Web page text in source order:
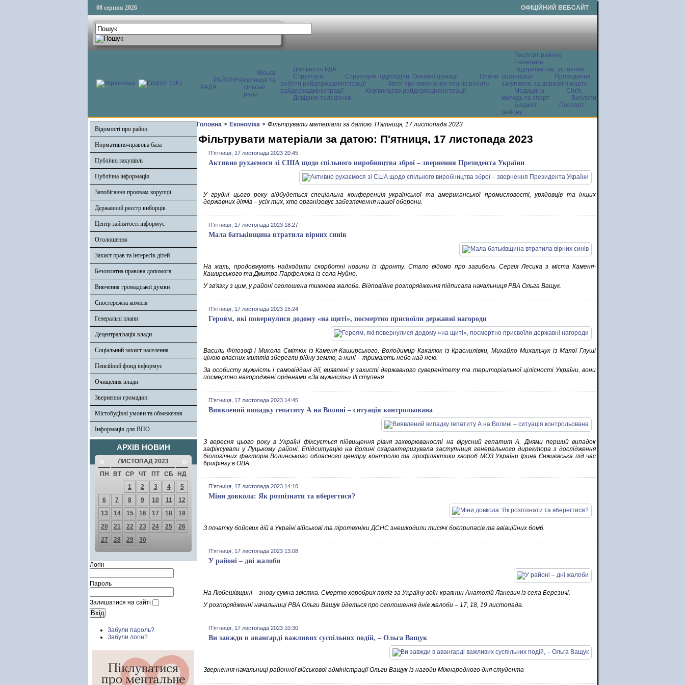
08 серпня 2026 ОФІЦІЙНИЙ ВЕБСАЙТ
РАЙОННА
РАДА
Міська,
селищні та
сільські
ради
Діяльність РДА
Структура
Структурні підрозділи. Основні функції
Плани
роботи райдержадміністрації
Звіти про виконання планів роботи
райдержадміністрації
Керівництво райдержадміністрації
Довідник телефонів
Паспорт району
Економіка
Підприємства, установи,
організації
Проведення
закупівель за державні кошти
Медицина
Сім'я,
молодь та спорт
Виплати
Бюджет
Паспорт
району
Відомості про район
Нормативно-правова база
Публічні закупівлі
Публічна інформація
Запобігання проявам корупції
Державний реєстр виборців
Центр зайнятості інформує
Оголошення
Захист прав та інтересів дітей
Безоплатна правова допомога
Вивчення громадської думки
Спостережна комісія
Генеральні плани
Децентралізація влади
Соціальний захист населення
Пенсійний фонд інформує
Очищення влади
Звернення громадян
Містобудівні умови та обмеження
Інформація для ВПО
АРХІВ НОВИН
« ЛИСТОПАД 2023 »
ПН ВТ СР ЧТ ПТ СБ
НД
1
2 3 4
5
6
7 8 9 10 11
12
13
14 15 16 17 18
19
20
21 22 23 24 25
26
27
28 29 30
Логін
Пароль
Залишатися на сайті
Забули пароль?
Забули логін?
Головна > Економіка > Фільтрувати матеріали за датою: П'ятниця, 17 листопада 2023
Фільтрувати матеріали за датою: П'ятниця, 17 листопада 2023
П'ятниця, 17 листопада 2023 20:45
Активно рухаємося зі США щодо спільного виробництва зброї – звернення Президента України
У грудні цього року відбудеться спеціальна конференція української та американської промисловості, урядовців та інших
державних діячів – усіх тих, хто організовує забезпечення нашої оборони.
П'ятниця, 17 листопада 2023 18:27
Мала батьківщина втратила вірних синів
На жаль, продовжують надходити скорботні новини із фронту. Стало відомо про загибель Сергія Лесика з міста Каменя-
Каширського та Дмитра Парфелюка із села Нуйно.
У зв'язку з цим, у районі оголошена тижнева жалоба. Відповідне розпорядження підписала начальниця РВА Ольга Ващук.
П'ятниця, 17 листопада 2023 15:24
Героям, які повернулися додому «на щиті», посмертно присвоїли державні нагороди
Василь Філозоф і Микола Смітюх із Каменя-Каширського, Володимир Какалюк із Краснилівки, Михайло Михальчук із Малої Глуші
ціною власних життів зберегли рідну землю, а нині – тримають небо над нею.
За особисту мужність і самовіддані дії, виявлені у захисті державного суверенітету та територіальної цілісності України, вони
посмертно нагороджені орденами «За мужність» ІІІ ступеня.
П'ятниця, 17 листопада 2023 14:45
Виявлений випадку гепатиту А на Волині – ситуація контрольована
З вересня цього року в Україні фіксується підвищення рівня захворюваності на вірусний гепатит А. Днями перший випадок
зафіксували у Луцькому районі. Епідситуацію на Волині охарактеризувала заступниця генерального директора з дослідження
біологічних факторів Волинського обласного центру контролю та профілактики хвороб МОЗ України Ірина Єнжиєвська під час
брифінгу в ОВА.
П'ятниця, 17 листопада 2023 14:10
Міни довкола: Як розпізнати та вберегтися?
З початку бойових дій в Україні військові та піротехніки ДСНС знешкодили тисячі боєприпасів та авіаційних бомб.
П'ятниця, 17 листопада 2023 13:08
У районі – дні жалоби
На Любешівщині – знову сумна звістка. Смертю хоробрих поліг за Україну воїн-краянин Анатолій Ланевич із села Березичі.
У розпорядженні начальниці РВА Ольги Ващук йдеться про оголошення днів жалоби – 17, 18, 19 листопада.
П'ятниця, 17 листопада 2023 10:30
Ви завжди в авангарді важливих суспільних подій, – Ольга Ващук
Звернення начальниці районної військової адміністрації Ольги Ващук із нагоди Міжнародного дня студента